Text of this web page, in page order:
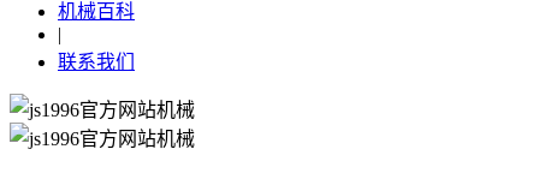
机械百科
|
联系我们